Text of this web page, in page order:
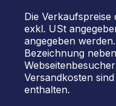
Die
exkl. USt
angegeben
Bezeichnung
Versandkosten
enthalten.